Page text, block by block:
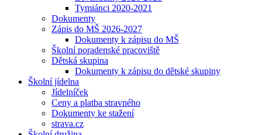
Tymiánci 2020-2021
Dokumenty
Zápis do MŠ 2026-2027
Dokumenty k zápisu do MŠ
Školní poradenské pracoviště
Dětská skupina
Dokumenty k zápisu do dětské skupiny
Školní jídelna
Jídelníček
Ceny a platba stravného
Dokumenty ke stažení
strava.cz